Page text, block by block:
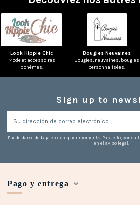
Look Hippie Chic
Mode et accessoires
bohèmes.
Bougies Neuvaines
Bougies, neuvaines, bougies
personnalisées.
Sign up to
Puede darse de baja en cualquier momento. Para ello,
en el aviso legal.
Pago y entrega